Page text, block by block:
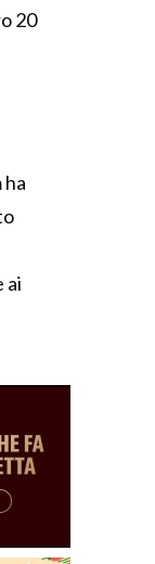
20
ai